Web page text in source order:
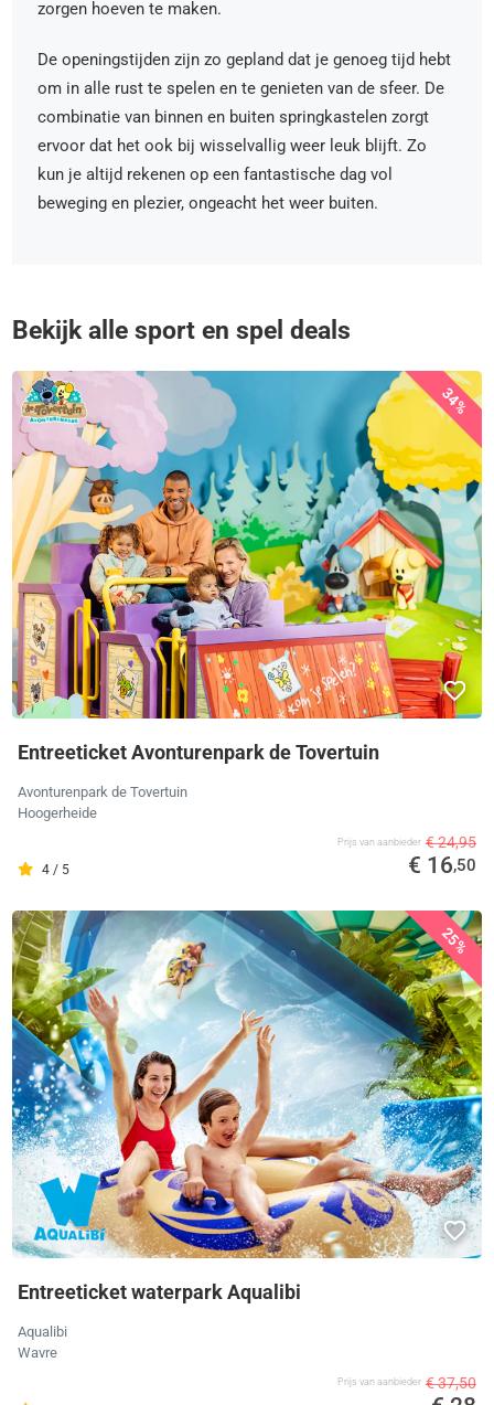
zorgen hoeven te maken.
De openingstijden zijn zo gepland dat je genoeg tijd hebt
om in alle rust te spelen en te genieten van de sfeer. De
combinatie van binnen en buiten springkastelen zorgt
ervoor dat het ook bij wisselvallig weer leuk blijft. Zo
kun je altijd rekenen op een fantastische dag vol
beweging en plezier, ongeacht het weer buiten.
Bekijk alle sport en spel deals
34%
Entreeticket Avonturenpark de Tovertuin
Avonturenpark de Tovertuin
Hoogerheide
4 / 5
Prijs van aanbieder € 24,95
€ 16,50
25%
Entreeticket waterpark Aqualibi
Aqualibi
Wavre
Prijs van aanbieder € 37,50